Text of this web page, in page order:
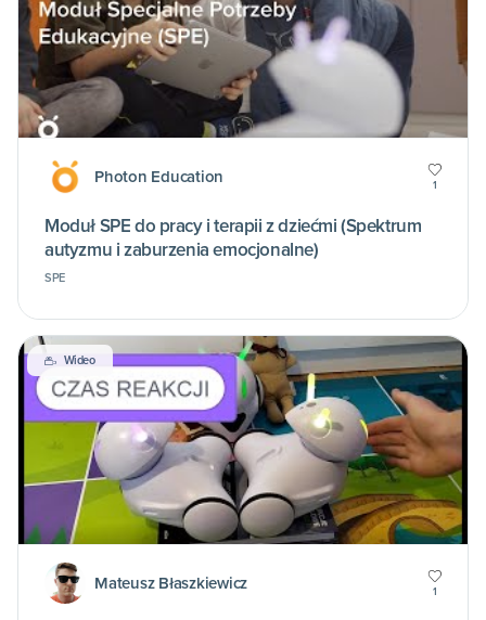
Photon Education 1
Moduł SPE do pracy i terapii z dziećmi (Spektrum
autyzmu i zaburzenia emocjonalne)
SPE
Wideo
Mateusz Błaszkiewicz 1